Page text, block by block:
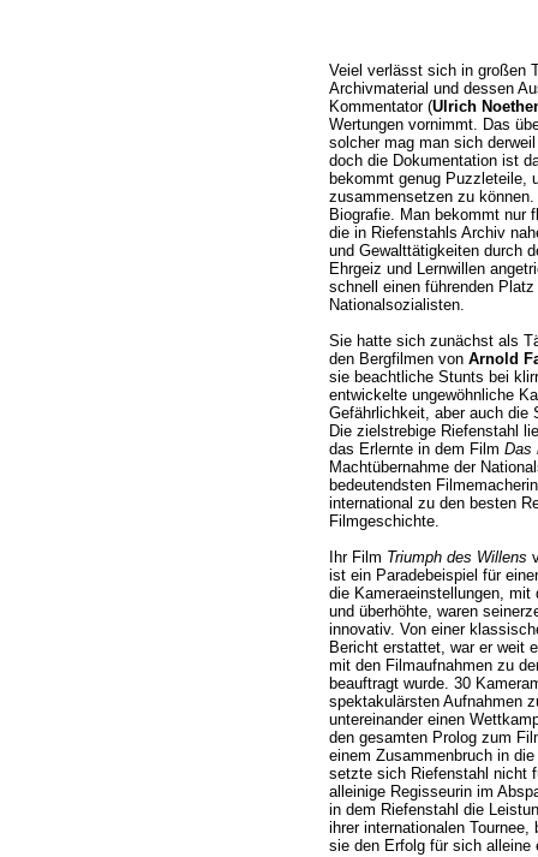
Veiel verlässt sich in großen
Archivmaterial und dessen
Kommentator (Ulrich
Wertungen vornimmt. Das
solcher mag man sich
doch die Dokumentation ist
bekommt genug Puzzleteile,
zusammensetzen zu können.
Biografie. Man bekommt nur
die in Riefenstahls Archiv
und Gewalttätigkeiten durch
Ehrgeiz und Lernwillen
schnell einen führenden
Nationalsozialisten.
Sie hatte sich zunächst als
den Bergfilmen von Arnold
sie beachtliche Stunts bei
entwickelte ungewöhnliche
Gefährlichkeit, aber auch die
Die zielstrebige Riefenstahl
das Erlernte in dem Film Das
Machtübernahme der
bedeutendsten
international zu den besten
Filmgeschichte.
Ihr Film Triumph des Willens
ist ein Paradebeispiel für
die Kameraeinstellungen, mit
und überhöhte, waren
innovativ. Von einer
Bericht erstattet, war er weit
mit den Filmaufnahmen zu
beauftragt wurde. 30
spektakulärsten Aufnahmen
untereinander einen
den gesamten Prolog zum
einem Zusammenbruch in
setzte sich Riefenstahl nicht
alleinige Regisseurin im
in dem Riefenstahl die
ihrer internationalen
sie den Erfolg für sich alleine